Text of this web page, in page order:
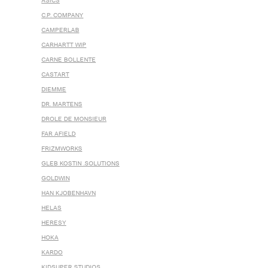
C.P. COMPANY
CAMPERLAB
CARHARTT WIP
CARNE BOLLENTE
CASTART
DIEMME
DR. MARTENS
DROLE DE MONSIEUR
FAR AFIELD
FRIZMWORKS
GLEB KOSTIN .SOLUTIONS
GOLDWIN
HAN KJOBENHAVN
HELAS
HERESY
HOKA
KARDO